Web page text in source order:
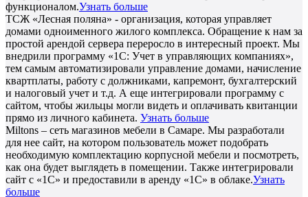
функционалом.Узнать больше
ТСЖ «Лесная поляна» - организация, которая управляет
домами одноименного жилого комплекса. Обращение к нам за
простой арендой сервера переросло в интересный проект. Мы
внедрили программу «1С: Учет в управляющих компаниях»,
тем самым автоматизировали управление домами, начисление
квартплаты, работу с должниками, капремонт, бухгалтерский
и налоговый учет и т.д. А еще интегрировали программу с
сайтом, чтобы жильцы могли видеть и оплачивать квитанции
прямо из личного кабинета. Узнать больше
Miltons – сеть магазинов мебели в Самаре. Мы разработали
для нее сайт, на котором пользователь может подобрать
необходимую комплектацию корпусной мебели и посмотреть,
как она будет выглядеть в помещении. Также интегрировали
сайт с «1С» и предоставили в аренду «1С» в облаке.Узнать
больше